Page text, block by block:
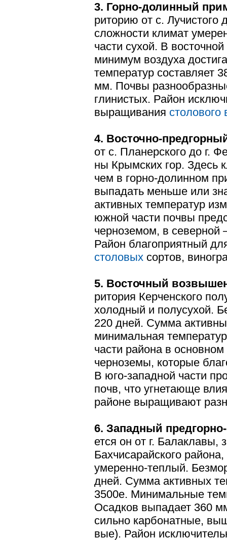
3. Горно-долинный
риторию от с.
сложности климат
части сухой. В
минимум воздуха
температур составляет
мм. Почвы
глинистых. Район
выращивания столового
4. Восточно-
от с. Планерского до г.
ны Крымских гор. Здесь
чем в горно-долинном
выпадать меньше или
активных температур
южной части почвы
черноземом, в
Район благоприятный
столовых сортов,
5. Восточный
ритория Керченского
холодный и полусухой.
220 дней. Сумма
минимальная
части района в
черноземы, которые
В юго-западной части
почв, что угнетающе
районе выращивают
6. Западный
ется он от г. Балаклавы,
Бахчисарайско­го
умеренно-теплый.
дней. Сумма активных
3500е. Минимальные
Осадков выпадает 360
сильно карбонатные,
вые). Район